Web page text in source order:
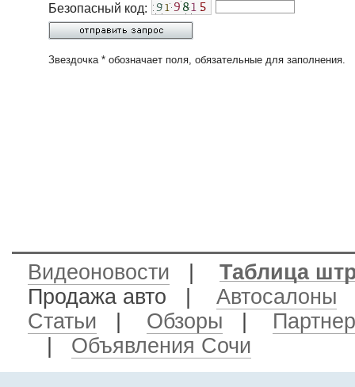
Безопасный код:
Звездочка * обозначает поля, обязательные для заполнения.
Видеоновости
Таблица
Продажа авто
Автосалоны
Статьи
Обзоры
Объявления Сочи